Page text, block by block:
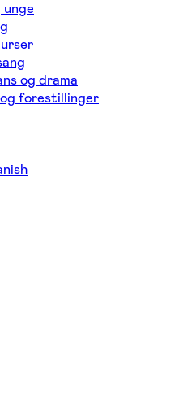
unge
og drama
forestillinger